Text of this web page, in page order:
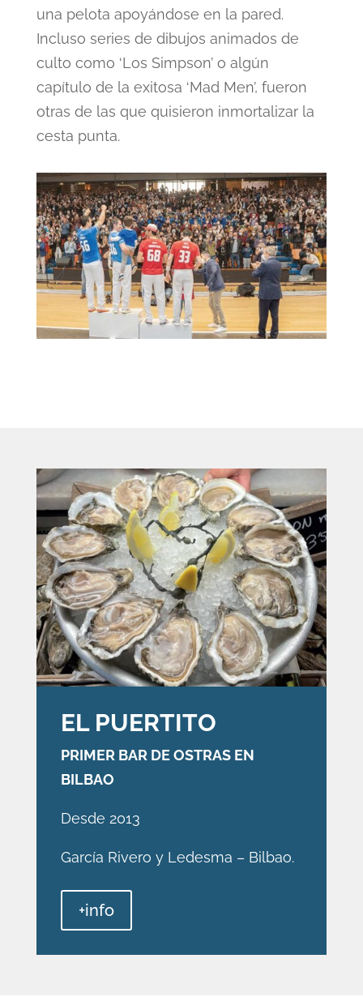
una pelota apoyándose en la pared.
Incluso series de dibujos animados de
culto como ‘Los Simpson’ o algún
capítulo de la exitosa ‘Mad Men’, fueron
otras de las que quisieron inmortalizar la
cesta punta.
EL PUERTITO
PRIMER BAR DE OSTRAS EN
BILBAO
Desde 2013
García Rivero y Ledesma – Bilbao.
+info